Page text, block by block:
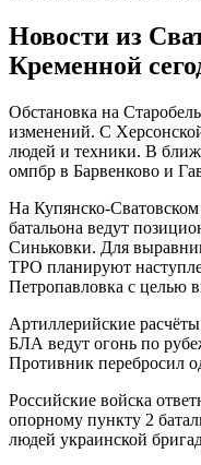
Новости из
Кременной
Обстановка на
изменений. С
людей и техники. В
омпбр в Барвенково и
На Купянско-Сватовском
батальона ведут
Синьковки. Для
ТРО планируют
Петропавловка с целью
Артиллерийские
БЛА ведут огонь по
Противник перебросил
Российские войска
опорному пункту 2
людей украинской